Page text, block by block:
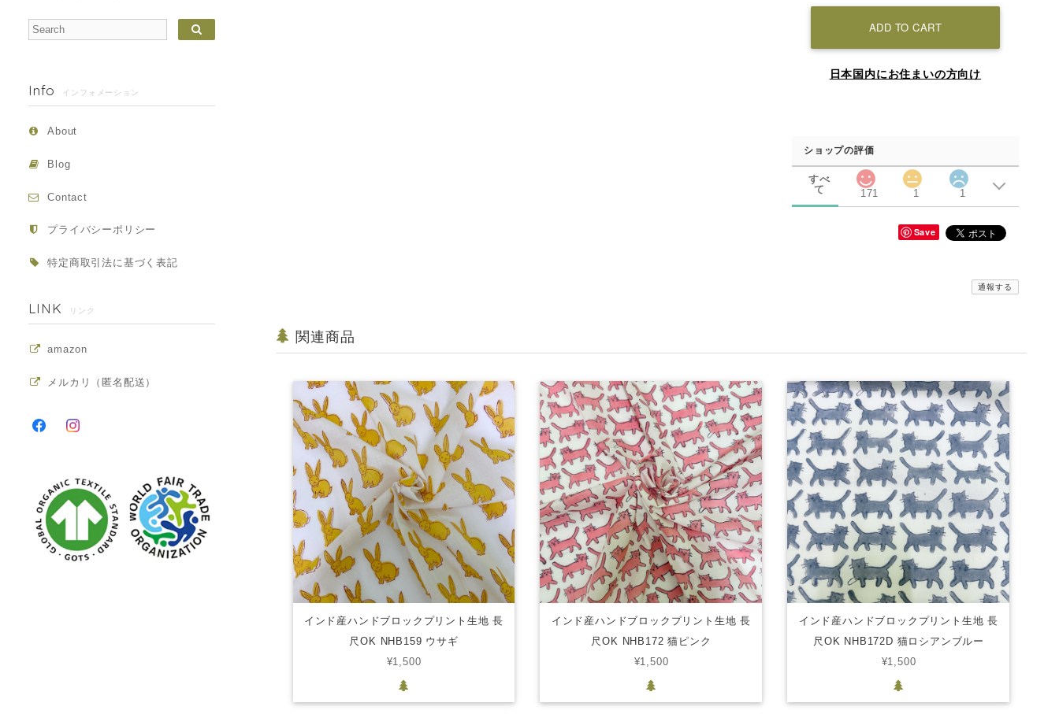
Info インフォメーション
About
Blog
Contact
プライバシーポリシー
特定商取引法に基づく表記
LINK リンク
amazon
メルカリ（匿名配送）
ADD TO CART
日本国内にお住まいの方向け
ショップの評価
すべ
て
171 1 1
Save
通報する
関連商品
インド産ハンドブロックプリント生地 長
尺OK NHB159 ウサギ
¥1,500
インド産ハンドブロックプリント生地 長
尺OK NHB172 猫ピンク
¥1,500
インド産ハンドブロックプリント生地 長
尺OK NHB172D 猫ロシアンブルー
¥1,500